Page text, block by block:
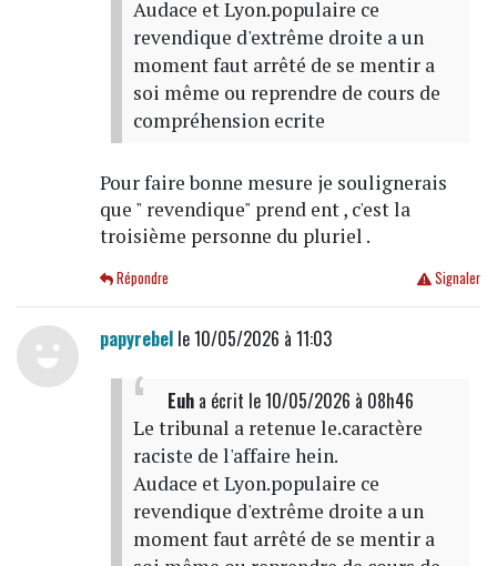
Audace et Lyon.populaire ce
revendique d'extrême droite a un
moment faut arrêté de se mentir a
soi même ou reprendre de cours de
compréhension ecrite
Pour faire bonne mesure je soulignerais
que " revendique" prend ent , c'est la
troisième personne du pluriel .
Signaler
Répondre
papyrebelle 10/05/2026 à 11:03
Euha écrit le 10/05/2026 à 08h46
Le tribunal a retenue le.caractère
raciste de l'affaire hein.
Audace et Lyon.populaire ce
revendique d'extrême droite a un
moment faut arrêté de se mentir a